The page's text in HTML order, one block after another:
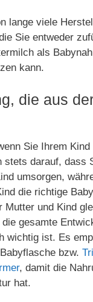
lange viele
Sie entweder
als
kann.
die aus
Sie Ihrem Kind
stets darauf, dass
umsorgen,
die richtige
Mutter und Kind
gesamte
wichtig ist. Es
bzw.
, damit die
hat.